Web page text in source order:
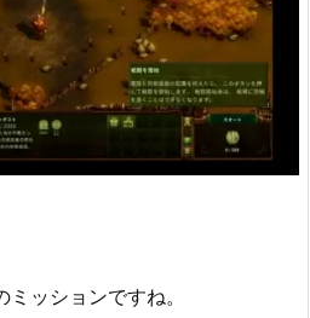
ッションですね。